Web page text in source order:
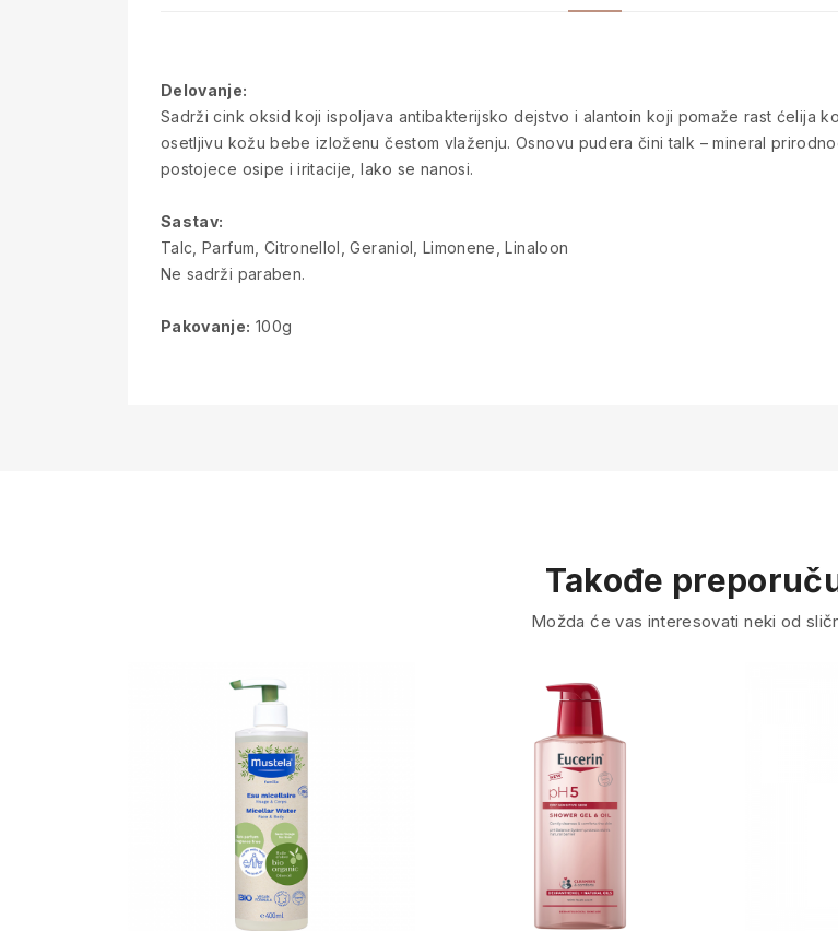
Delovanje:
Sadrži cink oksid koji ispoljava antibakterijsko dejstvo i alantoin koji pomaže rast ćelija
osetljivu kožu bebe izloženu čestom vlaženju. Osnovu pudera čini talk – mineral
postojece osipe i iritacije, lako se nanosi.
Sastav:
Talc, Parfum, Citronellol, Geraniol, Limonene, Linaloon
Ne sadrži paraben.
Pakovanje: 100g
Takođe
Možda će vas interesovati neki od